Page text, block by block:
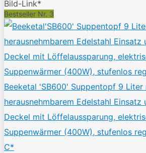
Bild-Link*
Bestseller Nr. 3
Beeketal 'SB600' Suppentopf 9 Liter
herausnehmbarem Edelstahl Einsatz
Deckel mit Löffelaussparung,
Suppenwärmer (400W), stufenlos
C*